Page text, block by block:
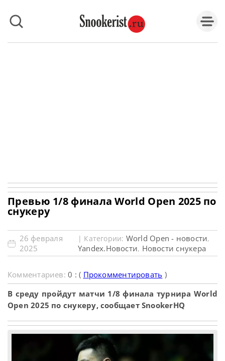
Превью 1/8 финала World Open 2025 по
снукеру
26 февраля
2025
| Категории: World Open - новости,
Yandex.Новости, Новости снукера
Комментариев:0 : ( Прокомментировать )
В среду пройдут матчи 1/8 финала турнира World
Open 2025 по снукеру, сообщает SnookerHQ